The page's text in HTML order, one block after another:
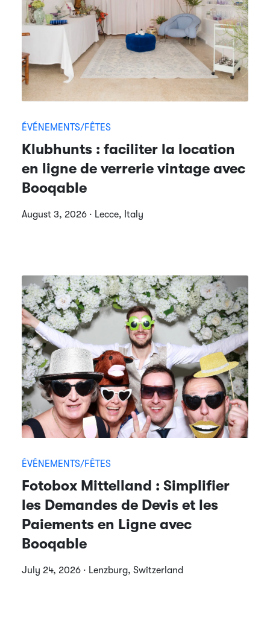
ÉVÉNEMENTS/FÊTES
Klubhunts : faciliter la location
en ligne de verrerie vintage avec
Booqable
August 3, 2026 · Lecce, Italy
ÉVÉNEMENTS/FÊTES
Fotobox Mittelland : Simplifier
les Demandes de Devis et les
Paiements en Ligne avec
Booqable
July 24, 2026 · Lenzburg, Switzerland